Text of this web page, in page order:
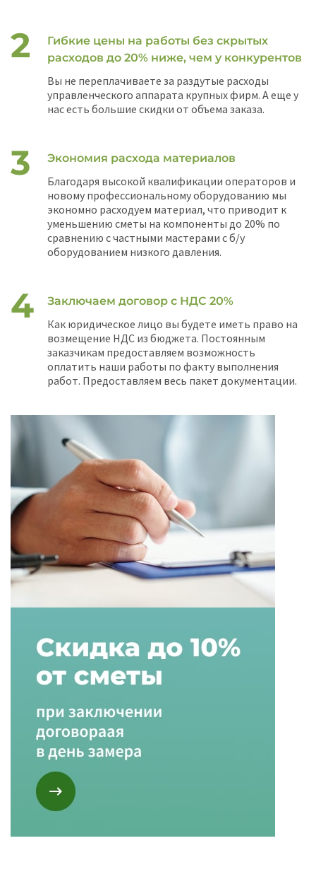
Гибкие цены на работы без скрытых
расходов до 20% ниже, чем у конкурентов
Вы не переплачиваете за раздутые расходы
управленческого аппарата крупных фирм. А еще у
нас есть большие скидки от объема заказа.
Экономия расхода материалов
Благодаря высокой квалификации операторов и
новому профессиональному оборудованию мы
экономно расходуем материал, что приводит к
уменьшению сметы на компоненты до 20% по
сравнению с частными мастерами с б/у
оборудованием низкого давления.
Заключаем договор с НДС 20%
Как юридическое лицо вы будете иметь право на
возмещение НДС из бюджета. Постоянным
заказчикам предоставляем возможность
оплатить наши работы по факту выполнения
работ. Предоставляем весь пакет документации.